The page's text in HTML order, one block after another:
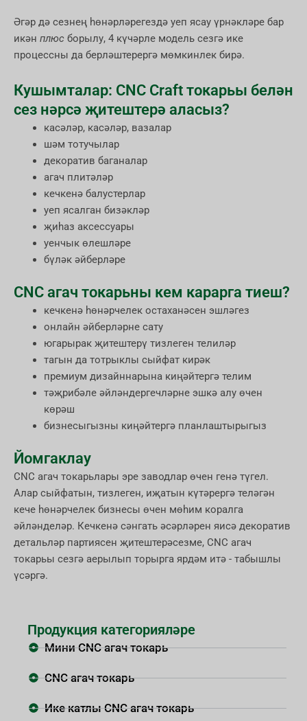
Әгәр дә сезнең һөнәрләрегездә уеп ясау үрнәкләре бар
икән плюс борылу, 4 күчәрле модель сезгә ике
процессны да берләштерергә мөмкинлек бирә.
Кушымталар: CNC Craft токарьы белән
сез нәрсә җитештерә аласыз?
касәләр, касәләр, вазалар
шәм тотучылар
декоратив баганалар
агач плитәләр
кечкенә балустерлар
уеп ясалган бизәкләр
җиһаз аксессуары
уенчык өлешләре
бүләк әйберләре
CNC агач токарьны кем карарга тиеш?
кечкенә һөнәрчелек остаханәсен эшләгез
онлайн әйберләрне сату
югарырак җитештерү тизлеген телиләр
тагын да тотрыклы сыйфат кирәк
премиум дизайннарына киңәйтергә телим
тәҗрибәле әйләндергечләрне эшкә алу өчен
көрәш
бизнесыгызны киңәйтергә планлаштырыгыз
Йомгаклау
CNC агач токарьлары эре заводлар өчен генә түгел.
Алар сыйфатын, тизлеген, иҗатын күтәрергә теләгән
кече һөнәрчелек бизнесы өчен мөһим коралга
әйләнделәр. Кечкенә сәнгать әсәрләрен яисә декоратив
детальләр партиясен җитештерәсезме, CNC агач
токарьы сезгә аерылып торырга ярдәм итә - табышлы
үсәргә.
Продукция категорияләре
Мини CNC агач токарь
CNC агач токарь
Ике катлы CNC агач токарь